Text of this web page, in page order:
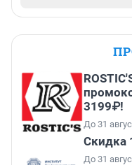
3199₽!
До 31
Скидка
До 31